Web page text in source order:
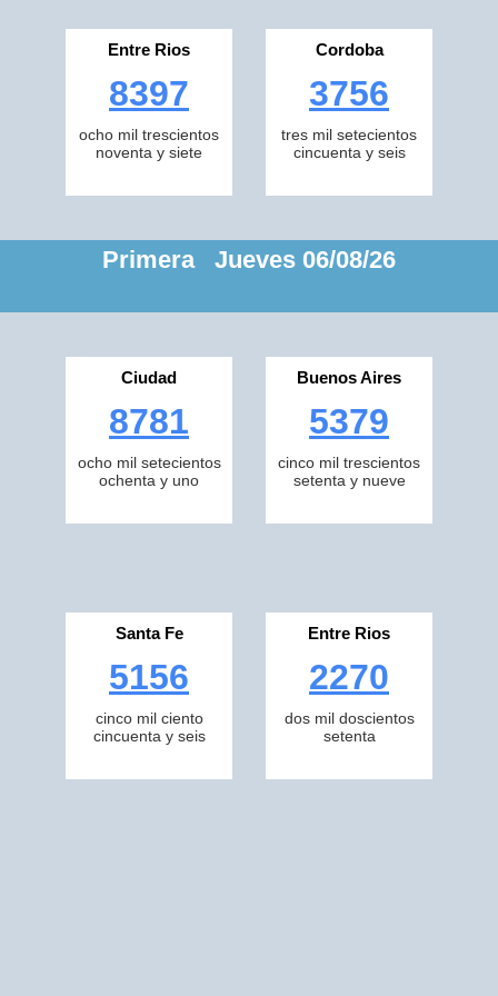
Entre Rios
8397
ocho mil trescientos
noventa y siete
Cordoba
3756
tres mil setecientos
cincuenta y seis
Primera Jueves 06/08/26
Ciudad
8781
ocho mil setecientos
ochenta y uno
Buenos Aires
5379
cinco mil trescientos
setenta y nueve
Santa Fe
5156
cinco mil ciento
cincuenta y seis
Entre Rios
2270
dos mil doscientos
setenta